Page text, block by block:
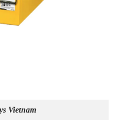
Vietnam